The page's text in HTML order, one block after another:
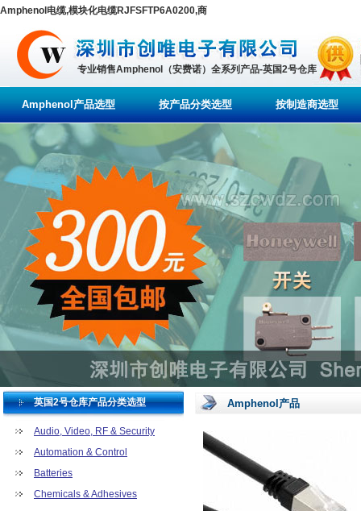
Amphenol电缆,模块化电缆RJFSFTP6A0200,商
专业销售Amphenol（安费诺）全系列产品-英国2号仓库
Amphenol产品选型 按产品分类选型 按制造商选型
英国2号仓库产品分类选型
Audio, Video, RF & Security
Automation & Control
Batteries
Chemicals & Adhesives
Amphenol产品